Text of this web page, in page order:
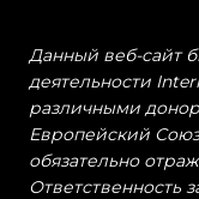
Данный веб-сайт
деятельности
различными
Европейский
обязательно
Ответственность